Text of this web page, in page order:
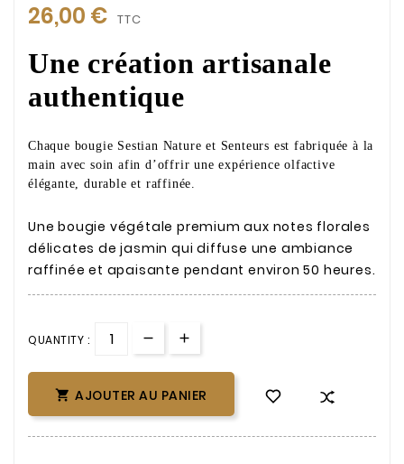
26,00 € TTC
Une création artisanale
authentique
Chaque bougie Sestian Nature et Senteurs est fabriquée à la
main avec soin afin d’offrir une expérience olfactive
élégante, durable et raffinée.
Une bougie végétale premium aux notes florales
délicates de jasmin qui diffuse une ambiance
raffinée et apaisante pendant environ 50 heures.
QUANTITY :
 AJOUTER AU PANIER